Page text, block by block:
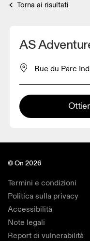
Torna ai risultati
AS
Rue du Parc
© On 2026
Termini e condizioni
Politica sulla privacy
Accessibilità
Note legali
Report di vulnerabilità